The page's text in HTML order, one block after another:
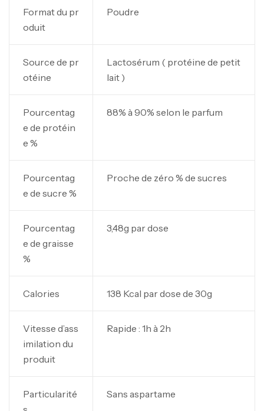
Format du pr
oduit
Poudre
Source de pr
otéine
Lactosérum ( protéine de petit
lait )
Pourcentag
e de protéin
e %
88% à 90% selon le parfum
Pourcentag
e de sucre %
Proche de zéro % de sucres
Pourcentag
e de graisse
%
3,48g par dose
Calories 138 Kcal par dose de 30g
Vitesse d’ass
imilation du
produit
Rapide : 1h à 2h
Particularité
Sans aspartame